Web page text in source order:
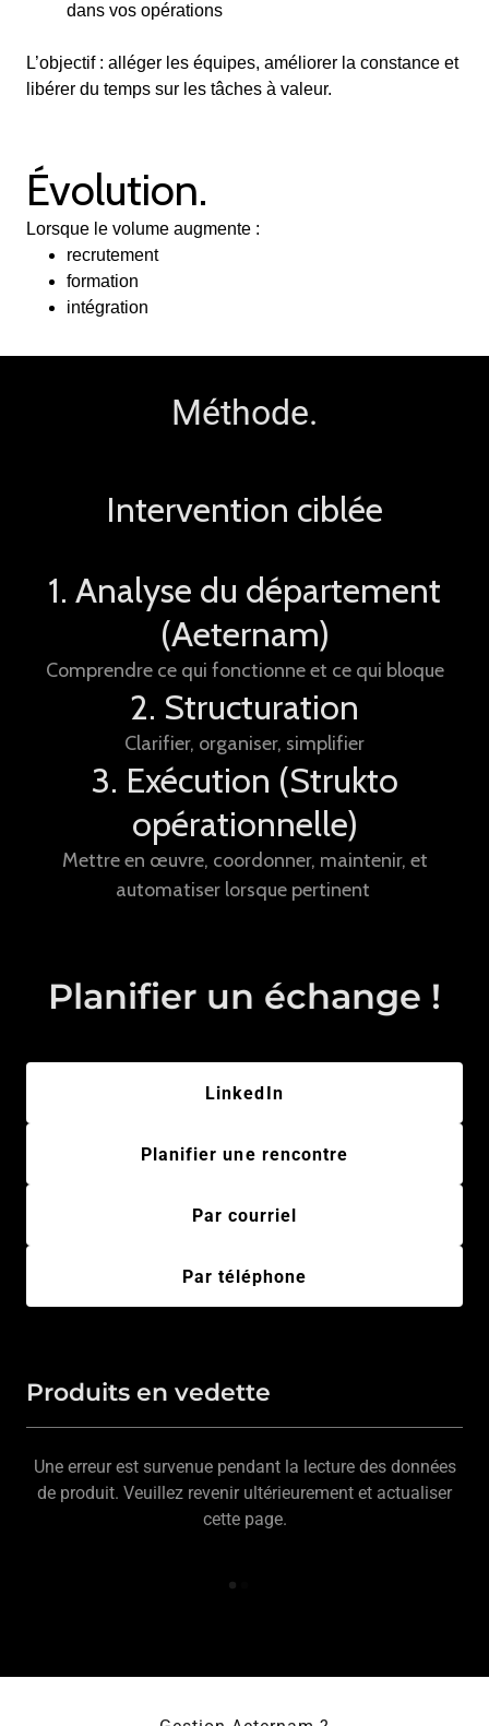
dans vos opérations
L’objectif : alléger les équipes, améliorer la constance et
libérer du temps sur les tâches à valeur.
Évolution.
Lorsque le volume augmente :
recrutement
formation
intégration
Méthode.
Intervention ciblée
1. Analyse du département
(Aeternam)
Comprendre ce qui fonctionne et ce qui bloque
2. Structuration
Clarifier, organiser, simplifier
3. Exécution (Strukto
opérationnelle)
Mettre en œuvre, coordonner, maintenir, et
automatiser lorsque pertinent
Planifier un échange !
LinkedIn
Planifier une rencontre
Par courriel
Par téléphone
Produits en vedette
Une erreur est survenue pendant la lecture des données
de produit. Veuillez revenir ultérieurement et actualiser
cette page.